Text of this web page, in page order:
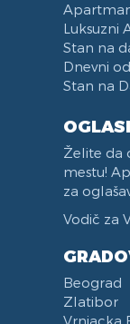
Luksuzni
Stan na
Dnevni
Stan na
Želite da
mestu!
za
Vodič za
Beograd
Zlatibor
Vrnjacka